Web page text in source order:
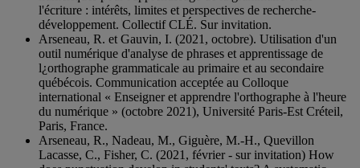
l'écriture : intérêts, limites et perspectives de recherche-
développement. Collectif CLÉ. Sur invitation.
Arseneau, R. et Gauvin, I. (2021, octobre). Utilisation d'un
outil numérique d'analyse de phrases et apprentissage de
l¿orthographe grammaticale au primaire et au secondaire
québécois. Communication acceptée au Colloque
international « Enseigner et apprendre l'orthographe à l'heure
du numérique » (octobre 2021), Université Paris-Est Créteil,
Paris, France.
Arseneau, R., Nadeau, M., Giguère, M.-H., Quevillon
Lacasse, C., Fisher, C. (2021, février - sur invitation) How